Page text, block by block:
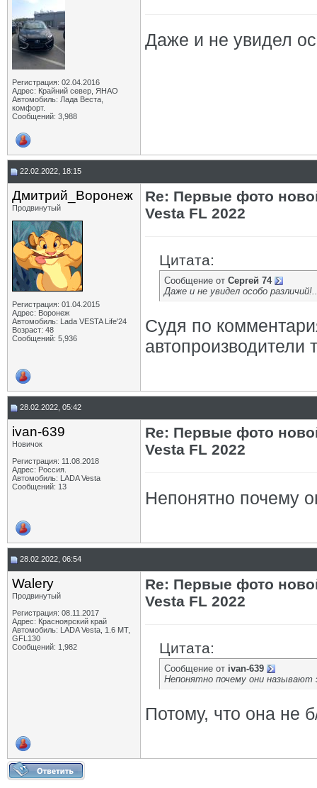
Регистрация: 02.04.2016
Адрес: Крайний север, ЯНАО
Автомобиль: Лада Веста,
комфорт.
Сообщений: 3,988
Даже и не увидел
22.02.2022, 18:15
Дмитрий_Воронеж
Продвинутый
Регистрация: 01.04.2015
Адрес: Воронеж
Автомобиль: Lada VESTA Life'24
Возраст: 48
Сообщений: 5,936
Re: Первые фото
Vesta FL 2022
Цитата:
Сообщение от Сергей 74
Даже и не увидел особо
Судя по
28.02.2022, 05:42
ivan-639
Новичок
Регистрация: 11.08.2018
Адрес: Россия.
Автомобиль: LADA Vesta
Сообщений: 13
Re: Первые фото
Vesta FL 2022
Непонятно почему
28.02.2022, 06:54
Walery
Продвинутый
Регистрация: 08.11.2017
Адрес: Красноярский край
Автомобиль: LADA Vesta, 1.6 МТ,
GFL130
Сообщений: 1,982
Re: Первые фото
Vesta FL 2022
Цитата:
Сообщение от ivan-639
Непонятно почему они
Потому, что она не